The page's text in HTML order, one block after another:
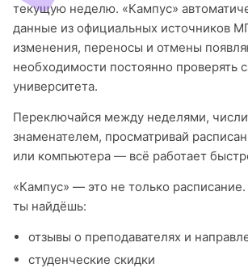
текущую неделю. «Кампус»
данные из официальных источников
изменения, переносы и отмены
необходимости постоянно проверять
университета.
Переключайся между неделями,
знаменателем, просматривай
или компьютера — всё работает
«Кампус» — это не только
ты найдёшь:
отзывы о преподавателях и
студенческие скидки